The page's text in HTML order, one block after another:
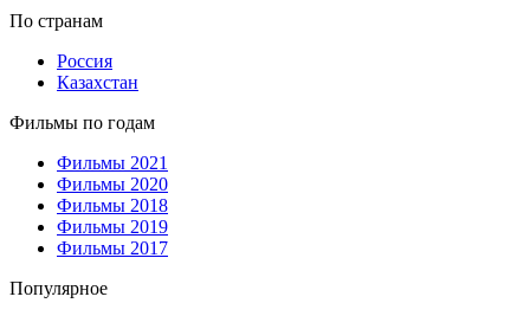
По странам
Россия
Казахстан
Фильмы по годам
Фильмы 2021
Фильмы 2020
Фильмы 2018
Фильмы 2019
Фильмы 2017
Популярное